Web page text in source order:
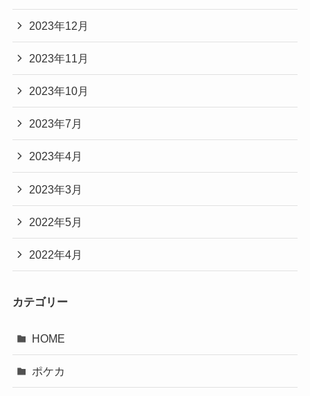
2023年12月
2023年11月
2023年10月
2023年7月
2023年4月
2023年3月
2022年5月
2022年4月
カテゴリー
HOME
ポケカ